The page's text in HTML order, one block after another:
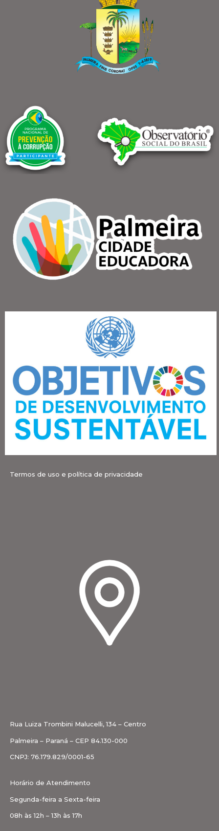
Termos de uso e política de privacidade
Rua Luiza Trombini Malucelli, 134 – Centro
Palmeira – Paraná – CEP 84.130-000
CNPJ: 76.179.829/0001-65
Horário de Atendimento
Segunda-feira a Sexta-feira
08h às 12h – 13h às 17h